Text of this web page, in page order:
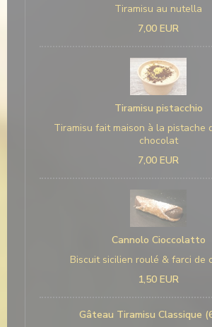
Tiramisu au nutella
7,00 EUR
Tiramisu pistacchio
Tiramisu fait maison à la pistache
chocolat
7,00 EUR
Cannolo Cioccolatto
Biscuit sicilien roulé & farci de
1,50 EUR
Gâteau Tiramisu Classique